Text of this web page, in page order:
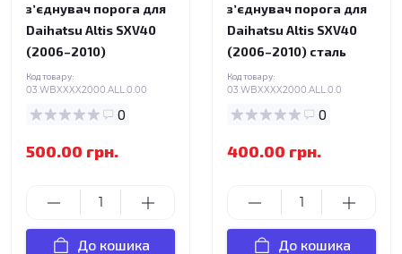
зʼєднувач порога для
Daihatsu Altis SXV40
(2006–2010)
Код товару:
03.WBXXXX2000.ALL.0.00
0
500.00 грн.
До кошика
зʼєднувач порога для
Daihatsu Altis SXV40
(2006–2010) сталь
Код товару:
03.WBXXXX2000.ALL.0.0
0
400.00 грн.
До кошика